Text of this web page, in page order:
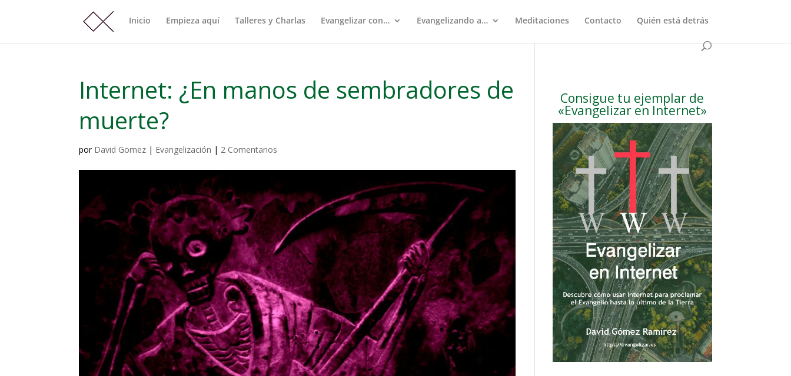
Inicio Empieza aquí Talleres y Charlas Evangelizar con… Evangelizando a… Meditaciones Contacto Quién está detrás
Internet: ¿En manos de sembradores de
muerte?
por David Gomez | Evangelización | 2 Comentarios
Consigue tu ejemplar de
«Evangelizar en Internet»